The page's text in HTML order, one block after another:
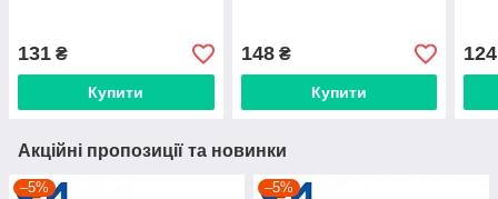
131 ₴
Купити
148₴
Купити
124
Акційні пропозиції та новинки
–5% –5%